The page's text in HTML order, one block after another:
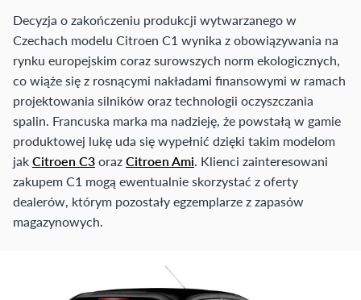
Decyzja o zakończeniu produkcji wytwarzanego w
Czechach modelu Citroen C1 wynika z obowiązywania na
rynku europejskim coraz surowszych norm ekologicznych,
co wiąże się z rosnącymi nakładami finansowymi w ramach
projektowania silników oraz technologii oczyszczania
spalin. Francuska marka ma nadzieję, że powstałą w gamie
produktowej lukę uda się wypełnić dzięki takim modelom
jakCitroen C3orazCitroen Ami. Klienci zainteresowani
zakupem C1 mogą ewentualnie skorzystać z oferty
dealerów, którym pozostały egzemplarze z zapasów
magazynowych.